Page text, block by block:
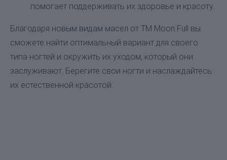
помогает поддерживать их здоровье и красоту.
Благодаря новым видам масел от ТМ Moon Full вы
сможете найти оптимальный вариант для своего
типа ногтей и окружить их уходом, который они
заслуживают. Берегите свои ногти и наслаждайтесь
их естественной красотой.